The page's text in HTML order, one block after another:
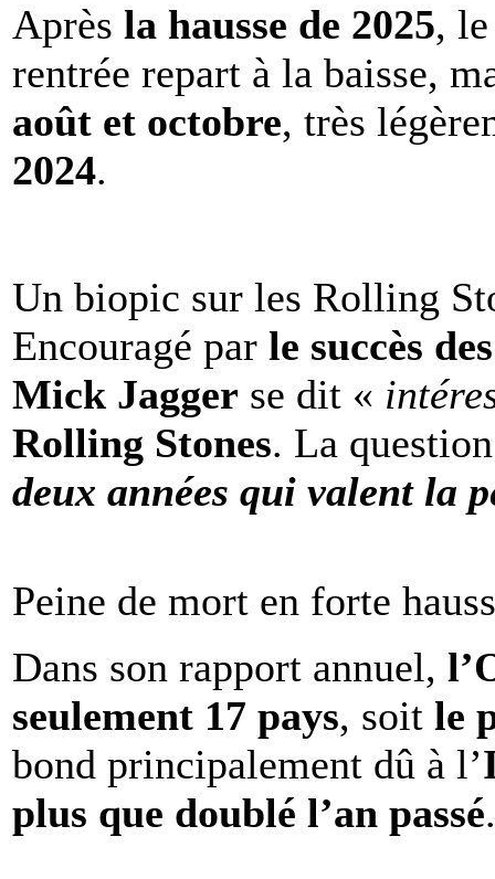
Après la hausse de 2025,
rentrée repart à la baisse,
août et octobre, très
2024.
Un biopic sur les Rolling
Encouragé par le succès
Mick Jagger se dit «
Rolling Stones. La
deux années qui valent la
Peine de mort en forte
Dans son rapport annuel,
seulement 17 pays, soit le
bond principalement dû à l’
plus que doublé l’an passé.